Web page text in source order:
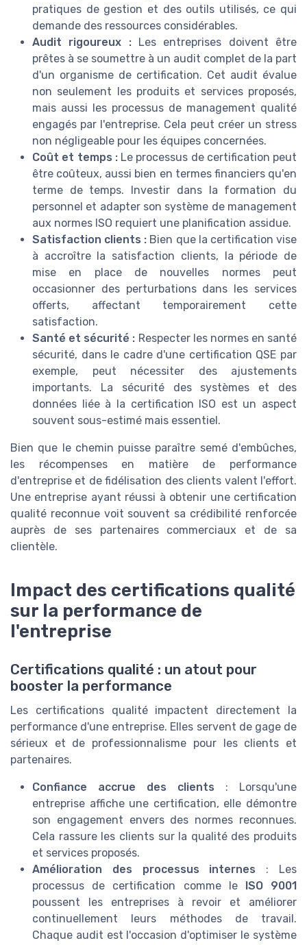
pratiques de gestion et des outils utilisés, ce qui
demande des ressources considérables.
Audit rigoureux :Les entreprises doivent être
prêtes à se soumettre à un audit complet de la part
d'un organisme de certification. Cet audit évalue
non seulement les produits et services proposés,
mais aussi les processus de management qualité
engagés par l'entreprise. Cela peut créer un stress
non négligeable pour les équipes concernées.
Coût et temps :Le processus de certification peut
être coûteux, aussi bien en termes financiers qu'en
terme de temps. Investir dans la formation du
personnel et adapter son système de management
aux normes ISO requiert une planification assidue.
Satisfaction clients : Bien que la certification vise
à accroître la satisfaction clients, la période de
mise en place de nouvelles normes peut
occasionner des perturbations dans les services
offerts, affectant temporairement cette
satisfaction.
Santé et sécurité : Respecter les normes en santé
sécurité, dans le cadre d'une certification QSE par
exemple, peut nécessiter des ajustements
importants. La sécurité des systèmes et des
données liée à la certification ISO est un aspect
souvent sous-estimé mais essentiel.
Bien que le chemin puisse paraître semé d'embûches,
les récompenses en matière de performance
d'entreprise et de fidélisation des clients valent l'effort.
Une entreprise ayant réussi à obtenir une certification
qualité reconnue voit souvent sa crédibilité renforcée
auprès de ses partenaires commerciaux et de sa
clientèle.
Impact des certifications qualité
sur la performance de
l'entreprise
Certifications qualité : un atout pour
booster la performance
Les certifications qualité impactent directement la
performance d'une entreprise. Elles servent de gage de
sérieux et de professionnalisme pour les clients et
partenaires.
Confiance accrue des clients : Lorsqu'une
entreprise affiche une certification, elle démontre
son engagement envers des normes reconnues.
Cela rassure les clients sur la qualité des produits
et services proposés.
Amélioration des processus internes : Les
processus de certification comme le ISO 9001
poussent les entreprises à revoir et améliorer
continuellement leurs méthodes de travail.
Chaque audit est l'occasion d'optimiser le système